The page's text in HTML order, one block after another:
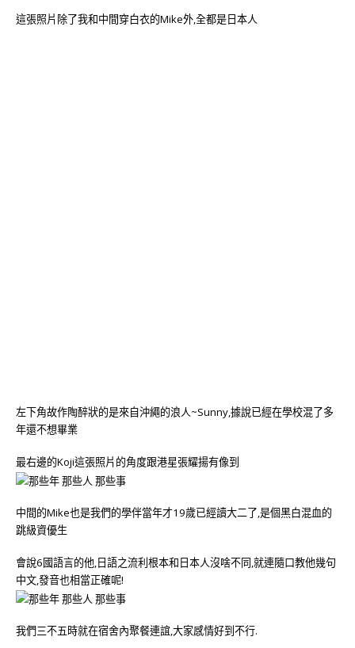
這張照片除了我和中間穿白衣的Mike外,全都是日本人
左下角故作陶醉狀的是來自沖繩的浪人~Sunny,據說已經在學校混了多
年還不想畢業
最右邊的Koji這張照片的角度跟港星張耀揚有像到
中間的Mike也是我們的學伴當年才19歲已經讀大二了,是個黑白混血的
跳級資優生
會說6國語言的他,日語之流利根本和日本人沒啥不同,就連隨口教他幾句
中文,發音也相當正確呢!
我們三不五時就在宿舍內聚餐連誼,大家感情好到不行.